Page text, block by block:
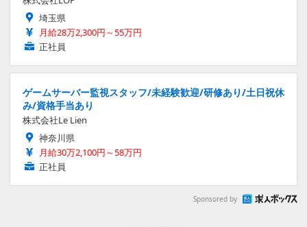
埼玉県
月給28万2,300円～55万円
正社員
ゲームサーバー監視スタッフ/未経験歓迎/研修あり/土日祝休
み/資格手当あり
株式会社Le Lien
神奈川県
月給30万2,100円～58万円
正社員
Sponsored by